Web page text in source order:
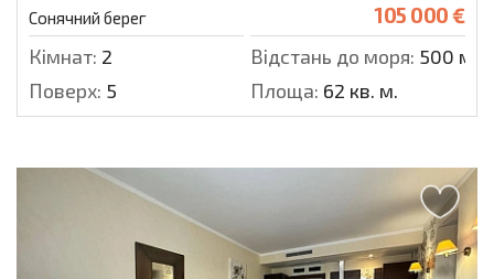
Сонячний берег 105 000 €
Кімнат: 2 Відстань до моря: 500 м.
Поверх: 5 Площа: 62 кв. м.